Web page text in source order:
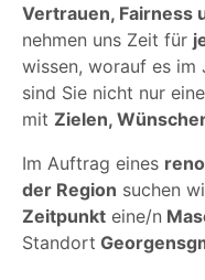
Vertrauen, Fairness
nehmen uns Zeit für
wissen, worauf es im
sind Sie nicht nur
mit Zielen,
Im Auftrag eines
der Region suchen
Zeitpunkt eine/n
Standort